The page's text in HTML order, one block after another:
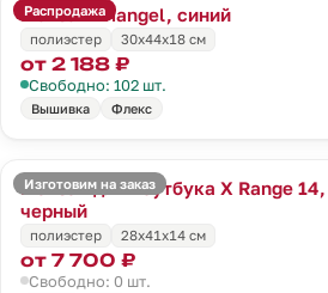
Распродажа
Рюкзак Triangel, синий
полиэстер
30х44х18 см
от 2 188 ₽
Свободно: 102 шт.
Вышивка Флекс
Изготовим на заказ
Рюкзак для ноутбука X Range 14,
черный
полиэстер 28x41x14 см
от 7 700 ₽
Свободно: 0 шт.